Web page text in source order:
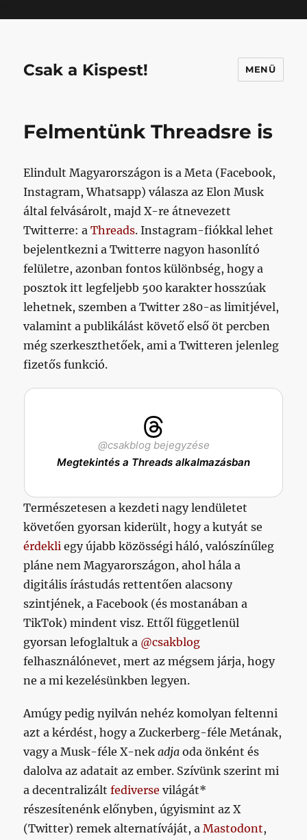
Csak a Kispest! MENÜ
Felmentünk Threadsre is
Elindult Magyarországon is a Meta (Facebook,
Instagram, Whatsapp) válasza az Elon Musk
által felvásárolt, majd X-re átnevezett
Twitterre: aThreads. Instagram-fiókkal lehet
bejelentkezni a Twitterre nagyon hasonlító
felületre, azonban fontos különbség, hogy a
posztok itt legfeljebb 500 karakter hosszúak
lehetnek, szemben a Twitter 280-as limitjével,
valamint a publikálást követő első öt percben
még szerkeszthetőek, ami a Twitteren jelenleg
fizetős funkció.
@csakblog bejegyzése
Megtekintés a Threads alkalmazásban
Természetesen a kezdeti nagy lendületet
követően gyorsan kiderült, hogy a kutyát se
érdekli egy újabb közösségi háló, valószínűleg
pláne nem Magyarországon, ahol hála a
digitális írástudás rettentően alacsony
szintjének, a Facebook (és mostanában a
TikTok) mindent visz. Ettől függetlenül
gyorsan lefoglaltuk a @csakblog
felhasználónevet, mert az mégsem járja, hogy
ne a mi kezelésünkben legyen.
Amúgy pedig nyilván nehéz komolyan feltenni
azt a kérdést, hogy a Zuckerberg-féle Metának,
vagy a Musk-féle X-nekadja oda önként és
dalolva az adatait az ember. Szívünk szerint mi
a decentralizáltfediverse világát*
részesítenénk előnyben, úgyismint az X
(Twitter) remek alternatíváját, aMastodont,